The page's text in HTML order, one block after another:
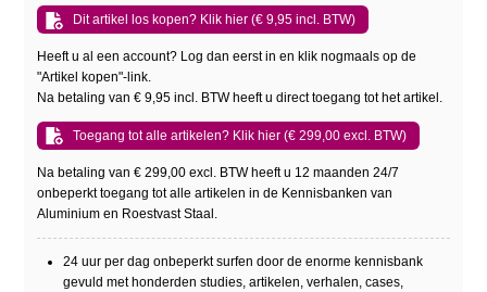
Dit artikel los kopen? Klik hier (€ 9,95 incl. BTW)
Heeft u al een account? Log dan eerst in en klik nogmaals op de
"Artikel kopen"-link.
Na betaling van € 9,95 incl. BTW heeft u direct toegang tot het artikel.
Toegang tot alle artikelen? Klik hier (€ 299,00 excl. BTW)
Na betaling van € 299,00 excl. BTW heeft u 12 maanden 24/7
onbeperkt toegang tot alle artikelen in de Kennisbanken van
Aluminium en Roestvast Staal.
24 uur per dag onbeperkt surfen door de enorme kennisbank
gevuld met honderden studies, artikelen, verhalen, cases,